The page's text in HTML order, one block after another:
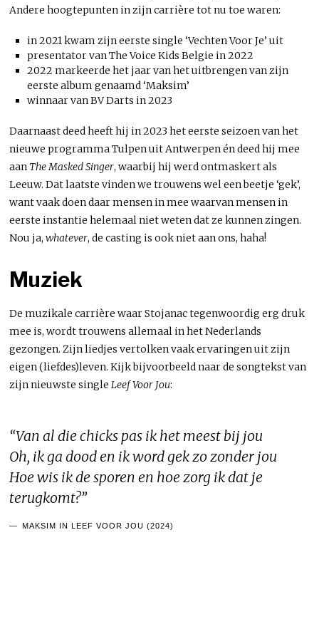
Andere hoogtepunten in zijn carrière tot nu toe waren:
in 2021 kwam zijn eerste single ‘Vechten Voor Je’ uit
presentator van The Voice Kids Belgie in 2022
2022 markeerde het jaar van het uitbrengen van zijn
eerste album genaamd ‘Maksim’
winnaar van BV Darts in 2023
Daarnaast deed heeft hij in 2023 het eerste seizoen van het
nieuwe programma Tulpen uit Antwerpen én deed hij mee
aanThe Masked Singer, waarbij hij werd ontmaskert als
Leeuw. Dat laatste vinden we trouwens wel een beetje ‘gek’,
want vaak doen daar mensen in mee waarvan mensen in
eerste instantie helemaal niet weten dat ze kunnen zingen.
Nou ja,whatever, de casting is ook niet aan ons, haha!
Muziek
De muzikale carrière waar Stojanac tegenwoordig erg druk
mee is, wordt trouwens allemaal in het Nederlands
gezongen. Zijn liedjes vertolken vaak ervaringen uit zijn
eigen (liefdes)leven. Kijk bijvoorbeeld naar de songtekst van
zijn nieuwste singleLeef Voor Jou:
“Van al die chicks pas ik het meest bij jou
Oh, ik ga dood en ik word gek zo zonder jou
Hoe wis ik de sporen en hoe zorg ik dat je
terugkomt?”
MAKSIM IN LEEF VOOR JOU (2024)